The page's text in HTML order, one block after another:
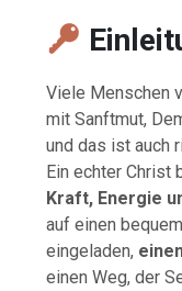
Viele Menschen
mit Sanftmut,
und das ist auch
Ein echter Christ
Kraft, Energie
auf einen
eingeladen,
einen Weg, der